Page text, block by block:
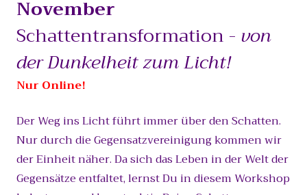
November
Schattentransformation - von
der Dunkelheit zum Licht!
Nur Online!
Der Weg ins Licht führt immer über den Schatten.
Nur durch die Gegensatzvereinigung kommen wir
der Einheit näher. Da sich das Leben in der Welt der
Gegensätze entfaltet, lernst Du in diesem Workshop